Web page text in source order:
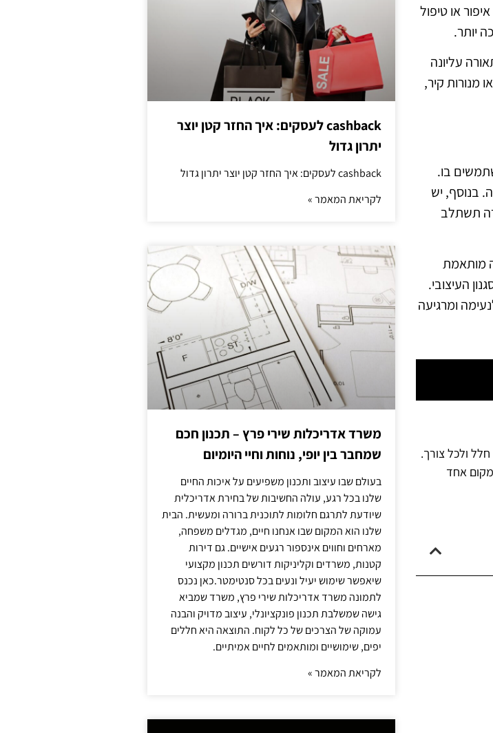
או טיפול
יותר.
עליונה
מנורות קיר,
בו.
בנוסף, יש
תשתלב
מותאמת
העיצובי.
ומרגיעה
ולכל צורך.
אחד
cashback לעסקים: איך החזר קטן יוצר
יתרון גדול
cashback לעסקים: איך החזר קטן יוצר יתרון גדול
לקריאת המאמר »
משרד אדריכלות שירי פרץ – תכנון חכם
שמחבר בין יופי, נוחות וחיי היומיום
בעולם שבו עיצוב ותכנון משפיעים על איכות החיים
שלנו בכל רגע, עולה החשיבות של בחירת אדריכלית
שיודעת לתרגם חלומות לתוכנית ברורה ומעשית. הבית
שלנו הוא המקום שבו אנחנו חיים, מגדלים משפחה,
מארחים וחווים אינספור רגעים אישיים. גם דירות
קטנות, משרדים וקליניקות דורשים תכנון מקצועי
שיאפשר שימוש יעיל ונעים בכל סנטימטר.כאן נכנס
לתמונה משרד אדריכלות שירי פרץ, משרד שמביא
גישה שמשלבת תכנון פונקציונלי, עיצוב מדויק והבנה
עמוקה של הצרכים של כל לקוח. התוצאה היא חללים
יפים, שימושיים ומותאמים לחיים אמיתיים.
לקריאת המאמר »